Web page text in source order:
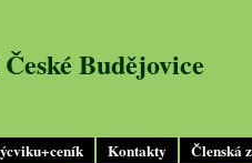
Kontakty Členská
Budějovice